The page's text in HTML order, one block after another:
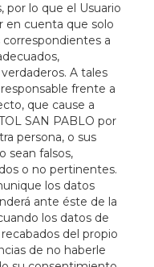
por lo que el Usuario
cuenta que solo
a
A tales
frente a
que cause a
SAN PABLO por
persona, o sus
sean falsos,
o no pertinentes.
los datos
ante éste de la
los datos de
del propio
de no haberle